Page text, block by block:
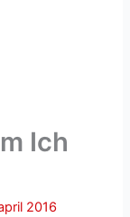
Ich
2016